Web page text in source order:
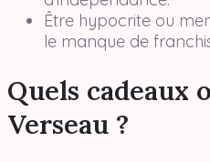
Être hypocrite ou
le manque de
Quels cadeaux
Verseau ?